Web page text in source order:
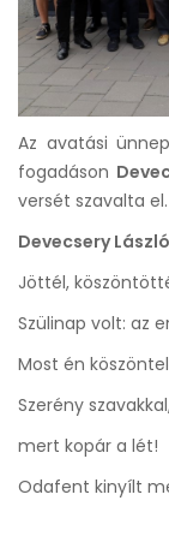
Az avatási
fogadáson
versét szavalta el.
Devecsery
Jöttél,
Szülinap volt: az
Most én
Szerény
mert kopár a lét!
Odafent kinyílt